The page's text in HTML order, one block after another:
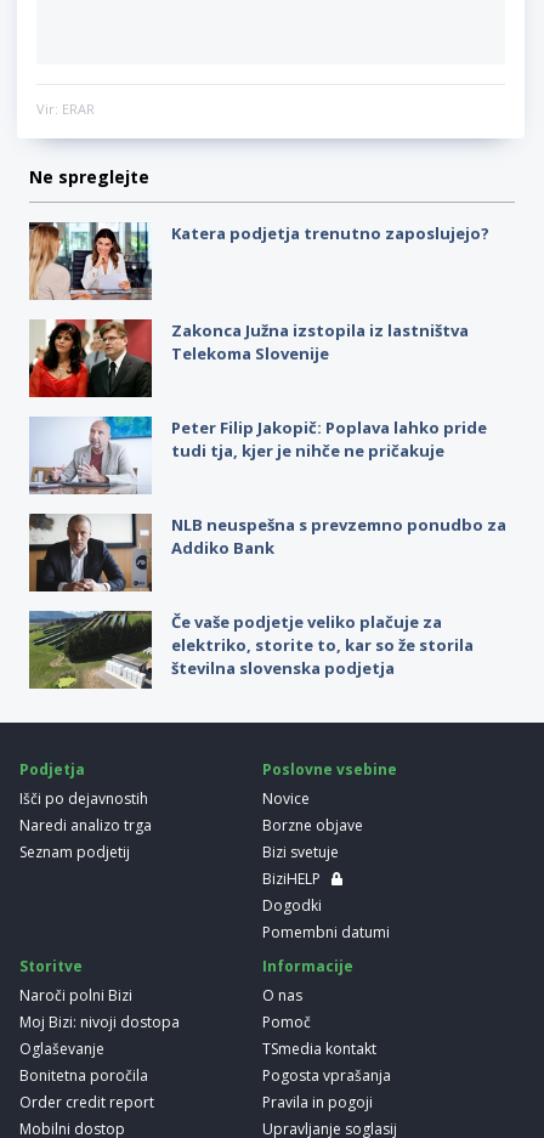
Vir: ERAR
Ne spreglejte
Katera podjetja trenutno zaposlujejo?
Zakonca Južna izstopila iz lastništva
Telekoma Slovenije
Peter Filip Jakopič: Poplava lahko pride
tudi tja, kjer je nihče ne pričakuje
NLB neuspešna s prevzemno ponudbo za
Addiko Bank
Če vaše podjetje veliko plačuje za
elektriko, storite to, kar so že storila
številna slovenska podjetja
Podjetja
Išči po dejavnostih
Naredi analizo trga
Seznam podjetij
Poslovne vsebine
Novice
Borzne objave
Bizi svetuje
BiziHELP
Dogodki
Pomembni datumi
Storitve
Naroči polni Bizi
Moj Bizi: nivoji dostopa
Oglaševanje
Bonitetna poročila
Order credit report
Mobilni dostop
Informacije
O nas
Pomoč
TSmedia kontakt
Pogosta vprašanja
Pravila in pogoji
Upravljanje soglasij